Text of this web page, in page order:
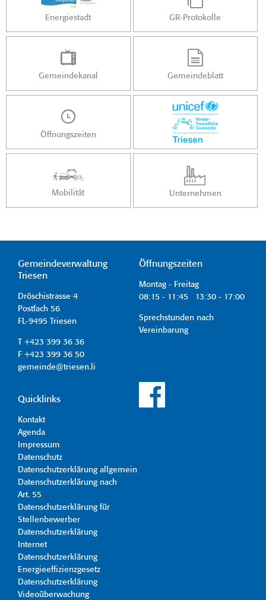
Energiestadt GR-Protokolle
Gemeindekanal Gemeindeblatt
Öffnungszeiten
Mobilität Unternehmen
Gemeindeverwaltung
Triesen
Dröschistrasse 4
Postfach 56
FL-9495 Triesen
T +423 399 36 36
F +423 399 36 50
gemeinde@triesen.li
Öffnungszeiten
Montag - Freitag
08:15 - 11:45 13:30 - 17:00
Sprechstunden nach
Vereinbarung
Quicklinks
Kontakt
Agenda
Impressum
Datenschutz
Datenschutzerklärung allgemein
Datenschutzerklärung nach
Art. 55
Datenschutzerklärung für
Stellenbewerber
Datenschutzerklärung
Internet
Datenschutzerklärung
Energieeffizienzgesetz
Datenschutzerklärung
Videoüberwachung